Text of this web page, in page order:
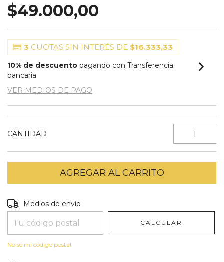
$49.000,00
3 CUOTAS SIN INTERÉS DE $16.333,33
10% de descuento pagando con Transferencia
bancaria
VER MEDIOS DE PAGO
CANTIDAD
Entregas para el CP:
Medios de envío
CALCULAR
No sé mi código postal